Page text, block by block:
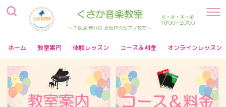
ホーム 教室案内 体験レッスン コース＆料金 オンラインレッスン